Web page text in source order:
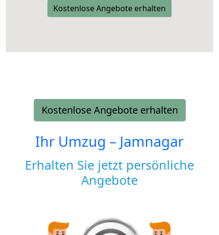
Kostenlose Angebote erhalten
Kostenlose Angebote erhalten
Ihr Umzug – Jamnagar
Erhalten Sie jetzt persönliche
Angebote